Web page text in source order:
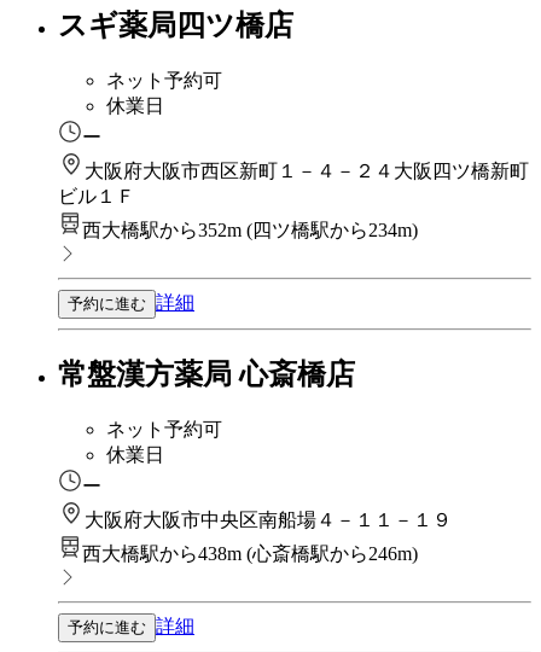
スギ薬局四ツ橋店
ネット予約可
休業日
ー
大阪府大阪市西区新町１－４－２４大阪四ツ橋新町
ビル１Ｆ
西大橋駅から352m (四ツ橋駅から234m)
予約に進む 詳細
常盤漢方薬局 心斎橋店
ネット予約可
休業日
ー
大阪府大阪市中央区南船場４－１１－１９
西大橋駅から438m (心斎橋駅から246m)
予約に進む 詳細